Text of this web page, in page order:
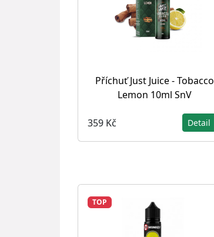
Příchuť Just Juice - Tobacco
Lemon 10ml SnV
359 Kč Detail
TOP